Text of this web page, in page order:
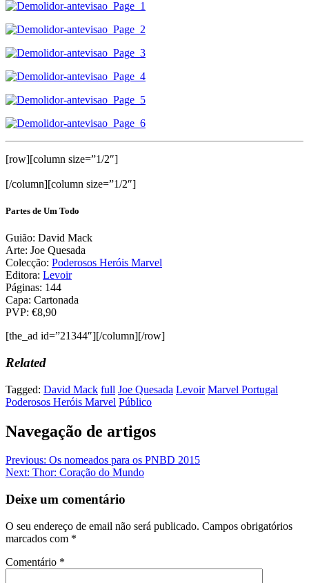
[row][column size=”1/2″]
[/column][column size=”1/2″]
Partes de Um Todo
Guião: David Mack
Arte: Joe Quesada
Colecção: Poderosos Heróis Marvel
Editora: Levoir
Páginas: 144
Capa: Cartonada
PVP: €8,90
[the_ad id=”21344″][/column][/row]
Related
Tagged: David Mack full Joe Quesada Levoir Marvel Portugal
Poderosos Heróis Marvel Público
Navegação de artigos
Previous: Os nomeados para os PNBD 2015
Next: Thor: Coração do Mundo
Deixe um comentário
O seu endereço de email não será publicado. Campos obrigatórios
marcados com *
Comentário *